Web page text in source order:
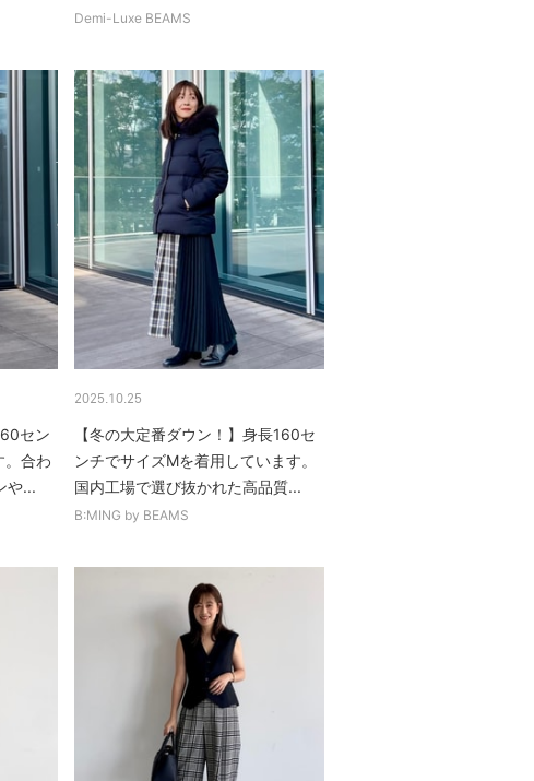
Demi-Luxe BEAMS
セン
。合わ
や...
2025.10.25
【冬の大定番ダウン！】身長160セ
ンチでサイズMを着用しています。
国内工場で選び抜かれた高品質...
B:MING by BEAMS